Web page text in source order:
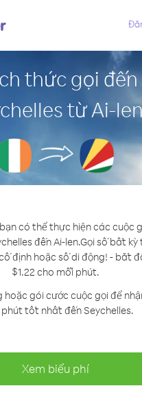
thức gọi đến
từ Ai-
có thể thực hiện các cuộc
đến Ai-len.Gọi số bất kỳ
định hoặc số di động! - bắt
$1.22 cho mỗi phút.
hoặc gói cước cuộc gọi để
tốt nhất đến Seychelles.
Xem biểu phí